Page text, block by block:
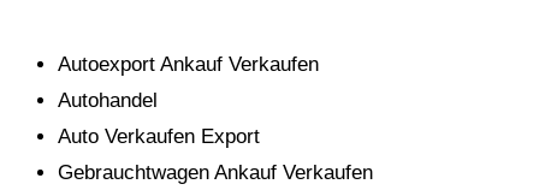
Autoexport Ankauf Verkaufen
Autohandel
Auto Verkaufen Export
Gebrauchtwagen Ankauf Verkaufen